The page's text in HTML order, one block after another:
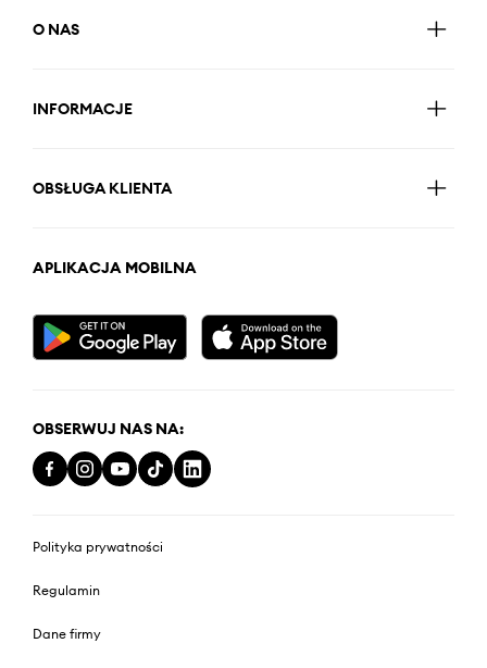
O NAS
INFORMACJE
OBSŁUGA KLIENTA
APLIKACJA MOBILNA
OBSERWUJ NAS NA:
Polityka prywatności
Regulamin
Dane firmy